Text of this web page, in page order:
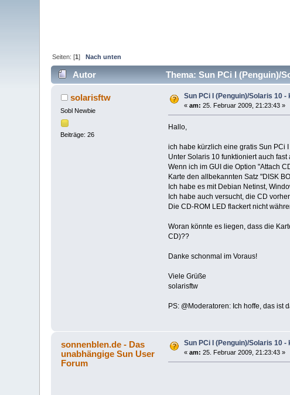
Seiten: [1]Nach unten
Autor Thema: Sun PCi I (Penguin)/
solarisftw
Sobl Newbie
Beiträge: 26
Sun PCi I (Penguin)/Solaris 10
«am: 25. Februar 2009, 21:23:43 »
Hallo,
ich habe kürzlich eine gratis Sun PCi
Unter Solaris 10 funktioniert auch
Wenn ich im GUI die Option "Attach
Karte den allbekannten Satz "DISK
Ich habe es mit Debian Netinst,
Ich habe auch versucht, die CD
Die CD-ROM LED flackert nicht
Woran könnte es liegen, dass die
CD)??
Danke schonmal im Voraus!
Viele Grüße
solarisftw
PS: @Moderatoren: Ich hoffe, das ist
sonnenblen.de - Das
unabhängige Sun User
Forum
Sun PCi I (Penguin)/Solaris 10
«am: 25. Februar 2009, 21:23:43 »